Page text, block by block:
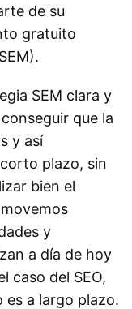
de su
gratuito
SEM clara y
que la
y así
plazo, sin
bien el
y
a día de hoy
caso del SEO,
es a largo plazo.